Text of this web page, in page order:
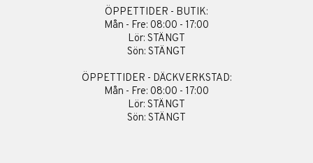
ÖPPETTIDER - BUTIK:
Mån - Fre: 08:00 - 17:00
Lör: STÄNGT
Sön: STÄNGT
ÖPPETTIDER - DÄCKVERKSTAD:
Mån - Fre: 08:00 - 17:00
Lör: STÄNGT
Sön: STÄNGT